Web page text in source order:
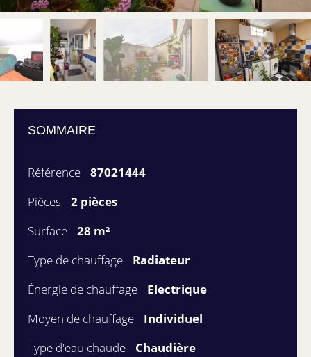
SOMMAIRE
Référence
87021444
Pièces
2 pièces
Surface
28 m²
Type de chauffage
Radiateur
Énergie de chauffage
Electrique
Moyen de chauffage
Individuel
Type d'eau chaude
Chaudière